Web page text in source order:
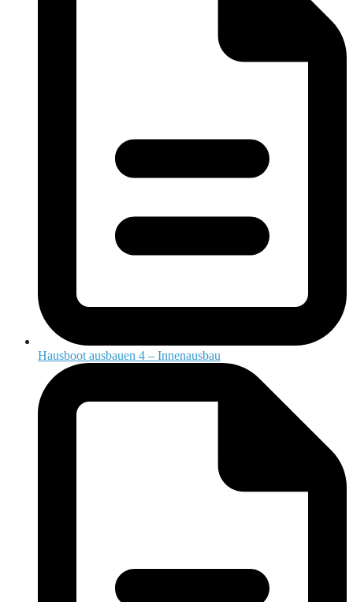
Hausboot ausbauen 4 – Innenausbau